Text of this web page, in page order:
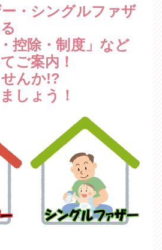
・シングルファザ
控除・制度」など
ご案内！
んか!?
しょう！